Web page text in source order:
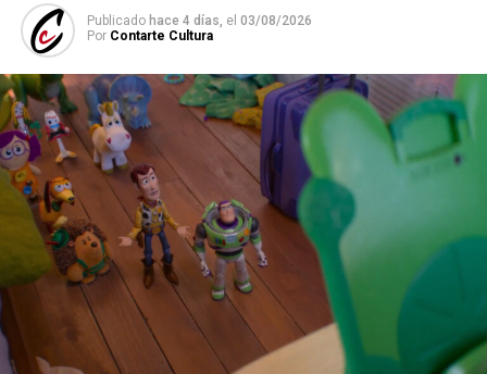
Publicado hace 4 días, el 03/08/2026
Por Contarte Cultura